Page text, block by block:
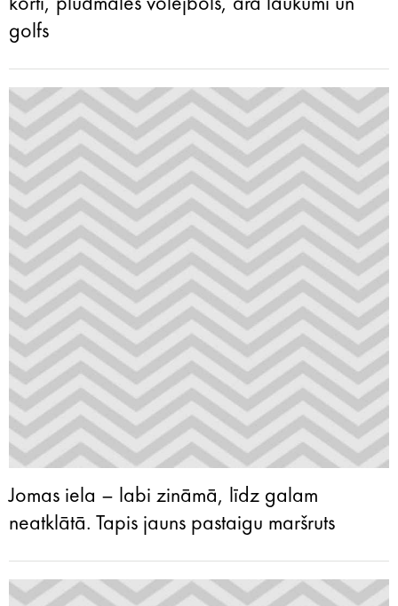
korti, pludmales volejbols, āra laukumi un
golfs
Jomas iela – labi zināmā, līdz galam
neatklātā. Tapis jauns pastaigu maršruts